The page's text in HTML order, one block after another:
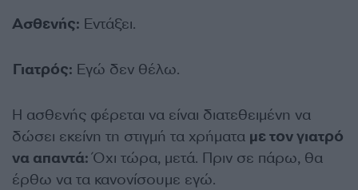
Ασθενής: Εντάξει.
Γιατρός: Εγώ δεν θέλω.
Η ασθενής φέρεται να είναι διατεθειμένη να
δώσει εκείνη τη στιγμή τα χρήματα με τον γιατρό
να απαντά:Όχι τώρα, μετά. Πριν σε πάρω, θα
έρθω να τα κανονίσουμε εγώ.